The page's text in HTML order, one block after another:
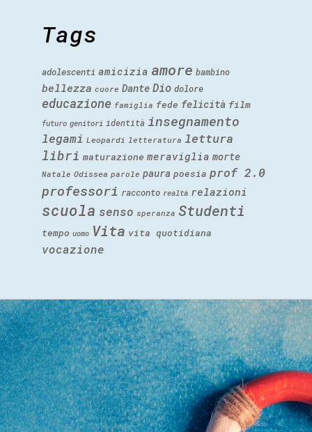
Tags
adolescenti amicizia amore bambino
bellezza cuore Dante Dio dolore
educazione famiglia fede felicità film
futuro genitori identità insegnamento
legami Leopardi letteratura lettura
libri maturazione meraviglia morte
Natale Odissea parole paura poesia prof 2.0
professori racconto realtà relazioni
scuola senso speranza Studenti
tempo uomo Vita vita quotidiana
vocazione